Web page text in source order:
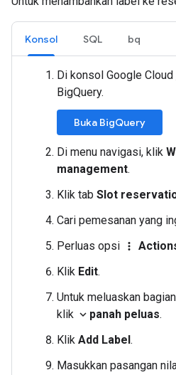
Konsol SQL bq
Di konsol Google Cloud
BigQuery.
Buka BigQuery
Di menu navigasi, klik
management.
Klik tab Slot
Cari pemesanan yang
Perluas opsi
more_vert
Klik Edit.
Untuk meluaskan bagian
klik expand_more panah peluas.
Klik Add Label.
Masukkan pasangan